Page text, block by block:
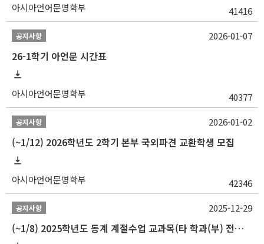
아시아언어문명학부 41416
공지사항
26-1학기 아언문 시간표
아시아언어문명학부 40377
2026-01-07
공지사항
(~1/12) 2026학년도 2학기 본부 국외파견 교환학생 모집
아시아언어문명학부 42346
2026-01-02
공지사항
(~1/8) 2025학년도 동계 계절수업 교과목(타 학과(부) 전공 및 교양) 성적평가방법 선택제 신청 안내
2025-12-29